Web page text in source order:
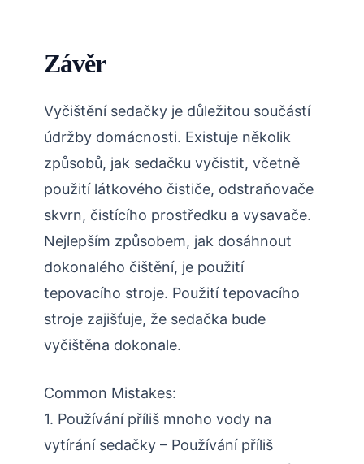
Závěr
Vyčištění sedačky je důležitou součástí
údržby domácnosti. Existuje několik
způsobů, jak sedačku vyčistit, včetně
použití látkového čističe, odstraňovače
skvrn, čistícího prostředku a vysavače.
Nejlepším způsobem, jak dosáhnout
dokonalého čištění, je použití
tepovacího stroje. Použití tepovacího
stroje zajišťuje, že sedačka bude
vyčištěna dokonale.
Common Mistakes:
1. Používání příliš mnoho vody na
vytírání sedačky – Používání příliš